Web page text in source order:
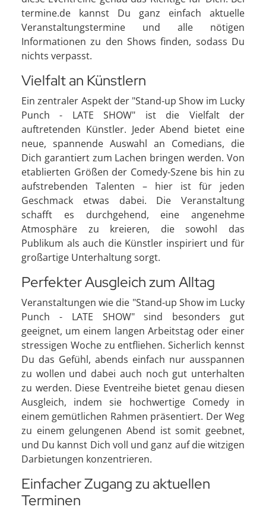
termine.de kannst Du ganz einfach aktuelle
Veranstaltungstermine und alle nötigen
Informationen zu den Shows finden, sodass Du
nichts verpasst.
Vielfalt an Künstlern
Ein zentraler Aspekt der "Stand-up Show im Lucky
Punch - LATE SHOW" ist die Vielfalt der
auftretenden Künstler. Jeder Abend bietet eine
neue, spannende Auswahl an Comedians, die
Dich garantiert zum Lachen bringen werden. Von
etablierten Größen der Comedy-Szene bis hin zu
aufstrebenden Talenten – hier ist für jeden
Geschmack etwas dabei. Die Veranstaltung
schafft es durchgehend, eine angenehme
Atmosphäre zu kreieren, die sowohl das
Publikum als auch die Künstler inspiriert und für
großartige Unterhaltung sorgt.
Perfekter Ausgleich zum Alltag
Veranstaltungen wie die "Stand-up Show im Lucky
Punch - LATE SHOW" sind besonders gut
geeignet, um einem langen Arbeitstag oder einer
stressigen Woche zu entfliehen. Sicherlich kennst
Du das Gefühl, abends einfach nur ausspannen
zu wollen und dabei auch noch gut unterhalten
zu werden. Diese Eventreihe bietet genau diesen
Ausgleich, indem sie hochwertige Comedy in
einem gemütlichen Rahmen präsentiert. Der Weg
zu einem gelungenen Abend ist somit geebnet,
und Du kannst Dich voll und ganz auf die witzigen
Darbietungen konzentrieren.
Einfacher Zugang zu aktuellen
Terminen